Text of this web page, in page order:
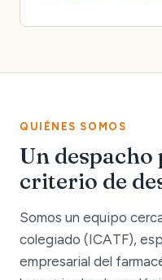
QUIÉNES SOMOS
Un despacho
criterio de
Somos un equipo
colegiado (ICATF),
empresarial del